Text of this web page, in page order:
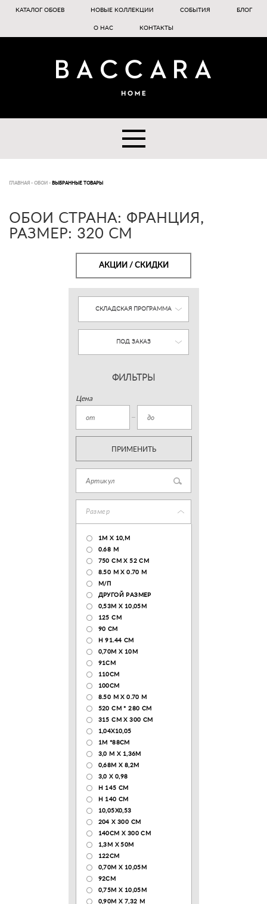
КАТАЛОГ ОБОЕВ НОВЫЕ КОЛЛЕКЦИИ СОБЫТИЯ БЛОГ
О НАС КОНТАКТЫ
ГЛАВНАЯ - ОБОИ - ВЫБРАННЫЕ ТОВАРЫ
ОБОИ СТРАНА: ФРАНЦИЯ,
РАЗМЕР: 320 CM
АКЦИИ / СКИДКИ
СКЛАДСКАЯ ПРОГРАММА
ПОД ЗАКАЗ
ФИЛЬТРЫ
Цена
ПРИМЕНИТЬ
Размер
1М Х 10,М
0.68 M
750 CM X 52 CM
8.50 М X 0.70 М
М/П
ДРУГОЙ РАЗМЕР
0,53М Х 10,05М
125 CM
90 СМ
H 91.44 CM
0,70М Х 10М
91СМ
110CM
100CM
8.50 M X 0.70 M
520 СМ * 280 СМ
315 CM X 300 CM
1,04X10,05
1М *88СМ
3,0 М Х 1,36М
0,68М Х 8,2М
3,0 Х 0,98
H 145 CM
H 140 CM
10,05Х0,53
204 Х 300 СМ
140CM X 300 CM
1,3М Х 50М
122СМ
0,70М Х 10,05М
92CM
0,75М Х 10,05М
0,90М Х 7,32 М